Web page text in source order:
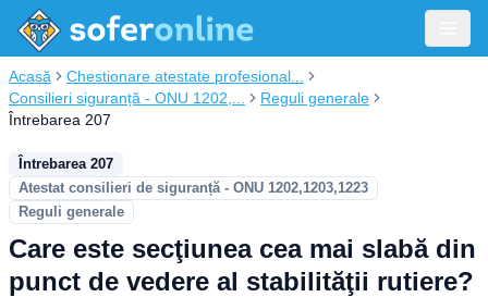
Acasă
Chestionare atestate profesional...
Consilieri siguranță - ONU 1202,...
Reguli generale
Întrebarea 207
Întrebarea 207
Atestat consilieri de siguranță - ONU 1202,1203,1223
Reguli generale
Care este secţiunea cea mai slabă din
punct de vedere al stabilităţii rutiere?